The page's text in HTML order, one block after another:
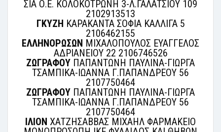
ΣΙΑ Ο.Ε. ΚΟΛΟΚΟΤΡΩΝΗ 3-Λ.ΓΑΛΑΤΣΙΟΥ 109
2102913513
ΓΚΥΖΗ ΚΑΡΑΚΑΝΤΑ ΣΟΦΙΑ ΚΑΛΛΙΓΑ 5
2106462155
ΕΛΛΗΝΟΡΩΣΩΝ ΜΙΧΑΛΟΠΟΥΛΟΣ ΕΥΑΓΓΕΛΟΣ
ΑΔΡΙΑΝΕΙΟΥ 22 2106746526
ΖΩΓΡΑΦΟΥ ΠΑΠΑΝΤΩΝΗ ΠΑΥΛΙΝΑ-ΓΙΩΡΓΑ
ΤΣΑΜΠΙΚΑ-ΙΩΑΝΝΑ Γ.ΠΑΠΑΝΔΡΕΟΥ 56
2107750464
ΖΩΓΡΑΦΟΥ ΠΑΠΑΝΤΩΝΗ ΠΑΥΛΙΝΑ-ΓΙΩΡΓΑ
ΤΣΑΜΠΙΚΑ-ΙΩΑΝΝΑ Γ.ΠΑΠΑΝΔΡΕΟΥ 56
2107750464
ΙΛΙΟΝ ΧΑΤΖΗΣΑΒΒΑΣ ΜΙΧΑΗΛ ΦΑΡΜΑΚΕΙΟ